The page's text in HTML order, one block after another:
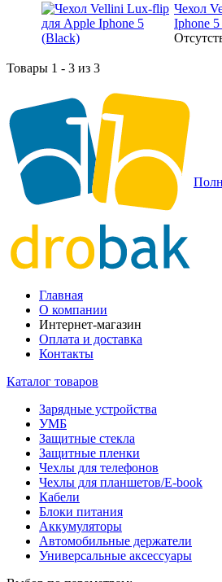
Чехол
Iphone
Товары 1 - 3 из 3
Главная
О компании
Интернет-магазин
Оплата и доставка
Контакты
Каталог товаров
Зарядные устройства
УМБ
Защитные стекла
Защитные пленки
Чехлы для телефонов
Чехлы для планшетов/E-book
Кабели
Блоки питания
Аккумуляторы
Автомобильные держатели
Универсальные аксессуары